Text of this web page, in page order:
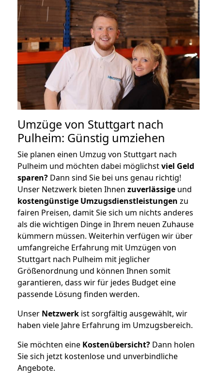
Umzüge von Stuttgart nach
Pulheim: Günstig umziehen
Sie planen einen Umzug von Stuttgart nach
Pulheim und möchten dabei möglichstviel Geld
sparen? Dann sind Sie bei uns genau richtig!
Unser Netzwerk bieten Ihnen zuverlässige und
kostengünstige Umzugsdienstleistungen zu
fairen Preisen, damit Sie sich um nichts anderes
als die wichtigen Dinge in Ihrem neuen Zuhause
kümmern müssen. Weiterhin verfügen wir über
umfangreiche Erfahrung mit Umzügen von
Stuttgart nach Pulheim mit jeglicher
Größenordnung und können Ihnen somit
garantieren, dass wir für jedes Budget eine
passende Lösung finden werden.
Unser Netzwerk ist sorgfältig ausgewählt, wir
haben viele Jahre Erfahrung im Umzugsbereich.
Sie möchten eine Kostenübersicht? Dann holen
Sie sich jetzt kostenlose und unverbindliche
Angebote.